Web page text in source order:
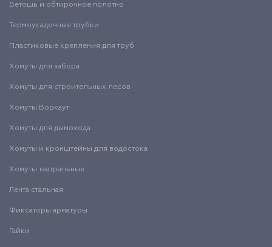
Ветошь и обтирочное полотно
Термоусадочные трубки
Пластиковые крепления для труб
Хомуты для забора
Хомуты для строительных лесов
Хомуты Воркаут
Хомуты для дымохода
Хомуты и кронштейны для водостока
Хомуты театральные
Лента стальная
Фиксаторы арматуры
Гайки